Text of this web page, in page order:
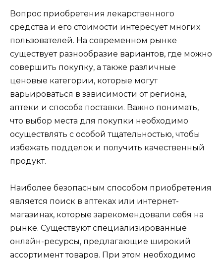
Вопрос приобретения лекарственного
средства и его стоимости интересует многих
пользователей. На современном рынке
существует разнообразие вариантов, где можно
совершить покупку, а также различные
ценовые категории, которые могут
варьироваться в зависимости от региона,
аптеки и способа поставки. Важно понимать,
что выбор места для покупки необходимо
осуществлять с особой тщательностью, чтобы
избежать подделок и получить качественный
продукт.
Наиболее безопасным способом приобретения
является поиск в аптеках или интернет-
магазинах, которые зарекомендовали себя на
рынке. Существуют специализированные
онлайн-ресурсы, предлагающие широкий
ассортимент товаров. При этом необходимо